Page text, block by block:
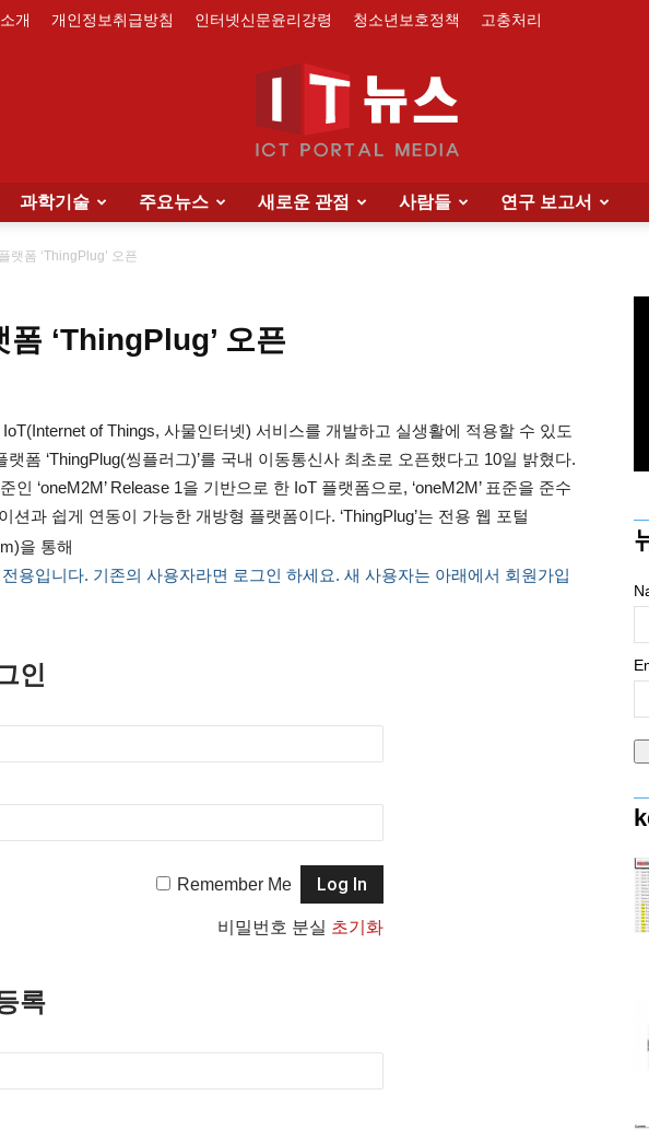
개 개인정보취급방침 인터넷신문윤리강령 청소년보호정책 고충처리
과학기술 주요뉴스 새로운 관점 사람들 연구 보고서
랫폼 ‘ThingPlug’ 오픈
‘ThingPlug’ 오픈
of Things, 사물인터넷) 서비스를 개발하고 실생활에 적용할 수 있도
폼 ‘ThingPlug(씽플러그)’를 국내 이동통신사 최초로 오픈했다고 10일 밝혔다.
인 ‘oneM2M’ Release 1을 기반으로 한 IoT 플랫폼으로, ‘oneM2M’ 표준을 준수
션과 쉽게 연동이 가능한 개방형 플랫폼이다. ‘ThingPlug’는 전용 웹 포털
을 통해
용입니다. 기존의 사용자라면 로그인 하세요. 새 사용자는 아래에서 회원가입
인
Remember Me
비밀번호 분실 초기화
록